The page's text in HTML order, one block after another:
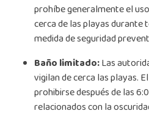
prohíbe generalmente el
cerca de las playas durante
medida de seguridad
Baño limitado:Las
vigilan de cerca las playas.
prohibirse después de las
relacionados con la